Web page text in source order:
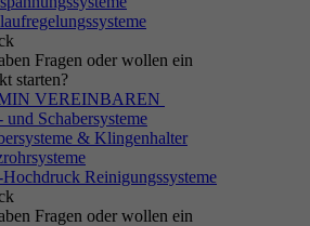
Fragen oder wollen ein
starten?
VEREINBAREN
und Schabersysteme
& Klingenhalter
Reinigungssysteme
Fragen oder wollen ein